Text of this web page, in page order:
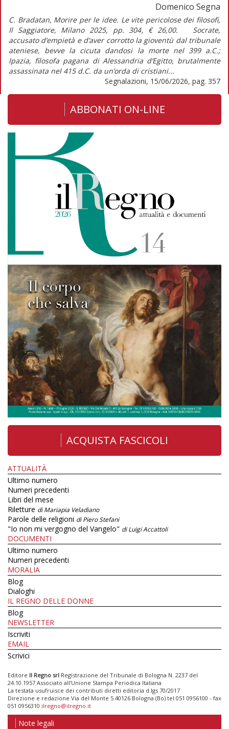
Domenico Segna
C. Bradatan, Morire per le idee. Le vite pericolose dei filosofi,
Il Saggiatore, Milano 2025, pp. 304, € 26,00. Socrate,
accusato d’empietà e d’aver corrotto la gioventù dal tribunale
ateniese, bevve la cicuta dandosi la morte nel 399 a.C.;
Ipazia, filosofa pagana di Alessandria d’Egitto, brutalmente
assassinata nel 415 d.C. da un’orda di cristiani...
Segnalazioni, 15/06/2026, pag. 357
ABBONATI ON-LINE
ACQUISTA FASCICOLI
ATTUALITÀ
Ultimo numero
Numeri precedenti
Libri del mese
Riletture di Mariapia Veladiano
Parole delle religioni di Piero Stefani
"Io non mi vergogno del Vangelo" di Luigi Accattoli
DOCUMENTI
Ultimo numero
Numeri precedenti
MORALIA
Blog
Dialoghi
IL REGNO DELLE DONNE
Blog
NEWSLETTER
Iscriviti
EMAIL
Scrivici
Editore Il Regno srl Registrazione del Tribunale di Bologna N. 2237 del
24.10.1957 Associato all’Unione Stampa Periodica Italiana
La testata usufruisce dei contributi diretti editoria d.lgs 70/2017
Direzione e redazione Via del Monte 5 40126 Bologna (Bo) tel 051 0956100 - fax
051 0956310 ilregno@ilregno.it
Note legali